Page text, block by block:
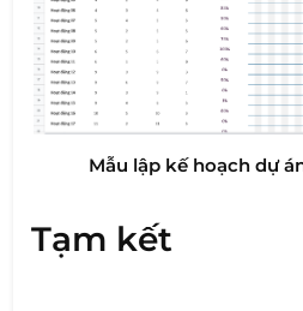
Mẫu lập kế hoạch dự
Tạm kết